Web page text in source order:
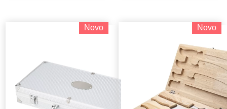
Novo Novo